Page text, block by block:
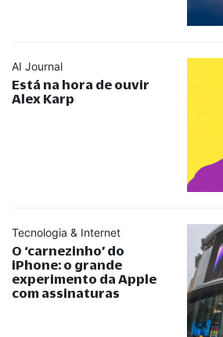
AI Journal
Está na hora de ouvir
Alex Karp
Tecnologia & Internet
O ‘carnezinho’ do
iPhone: o grande
experimento da Apple
com assinaturas